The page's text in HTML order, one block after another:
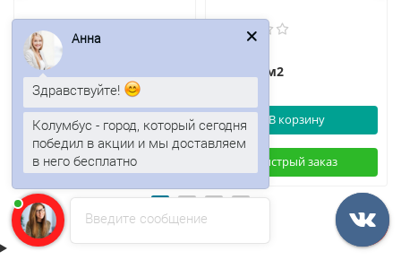
913р.
В корзину
Быстрый заказ
/м2
В корзину
Быстрый заказ
Введите сообщение
Анна
Здравствуйте!
Колумбус - город, который сегодня
победил в акции и мы доставляем
в него бесплатно